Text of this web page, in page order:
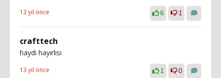
13 yıl önce 6 1
crafttech
haydi hayırlısı
13 yıl önce 1 0